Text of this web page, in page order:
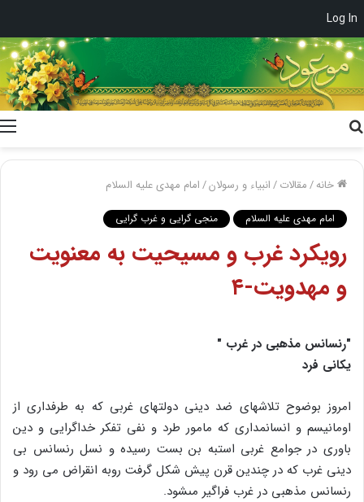
Log In
خانه/مقالات/انبیاء و رسولان/امام مهدی علیه السلام
امام مهدی علیه السلام منجی گرایی و غرب گرایی
رویکرد غرب و مسیحیت‌ به معنویت
و مهدویت-۴
"رنسانس مذهبى در غرب "
یکانی فرد
امروز بوضوح تلاشهاى ضد دینى دولتهاى غربى که به طرفدارى از
اومانیسم و انسانمدارى که مامور طرد و نفى تفکر خداگرایى و دین
باورى در جوامع غربى است‏به بن بست رسیده و نسل رنسانس بى
دینى غرب که در چندین قرن پیش شکل گرفت روبه انقراض مى رود و
رنسانس مذهبى در غرب فراگیر مى‏شود.